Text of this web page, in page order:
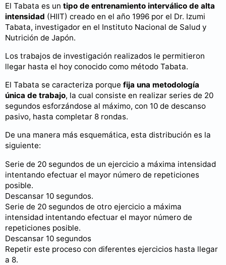
El Tabata es un tipo de entrenamiento interválico de alta
intensidad (HIIT) creado en el año 1996 por el Dr. Izumi
Tabata, investigador en el Instituto Nacional de Salud y
Nutrición de Japón.
Los trabajos de investigación realizados le permitieron
llegar hasta el hoy conocido como método Tabata.
El Tabata se caracteriza porque fija una metodología
única de trabajo, la cual consiste en realizar series de 20
segundos esforzándose al máximo, con 10 de descanso
pasivo, hasta completar 8 rondas.
De una manera más esquemática, esta distribución es la
siguiente:
Serie de 20 segundos de un ejercicio a máxima intensidad
intentando efectuar el mayor número de repeticiones
posible.
Descansar 10 segundos.
Serie de 20 segundos de otro ejercicio a máxima
intensidad intentando efectuar el mayor número de
repeticiones posible.
Descansar 10 segundos
Repetir este proceso con diferentes ejercicios hasta llegar
a 8.